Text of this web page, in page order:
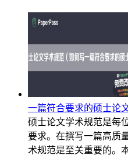
一篇符合要求的硕士论文
硕士论文学术规范是每
要求。在撰写一篇高质
术规范是至关重要的。